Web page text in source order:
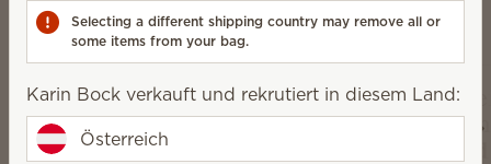
Unsere Produkte
Elektrische
Duftlampen
und Wachs
Raumdiffuser
Selecting a different shipping country may remove all or
some items from your bag.
Karin Bock verkauft und rekrutiert in diesem Land:
Österreich